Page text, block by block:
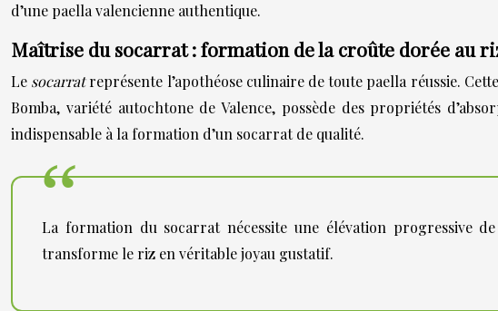
d’une paella valencienne authentique.
Maîtrise du socarrat : formation de la croûte dorée au
Le socarratreprésente l’apothéose culinaire de toute paella réussie.
Bomba, variété autochtone de Valence, possède des propriétés
indispensable à la formation d’un socarrat de qualité.
La formation du socarrat nécessite une élévation progressive
transforme le riz en véritable joyau gustatif.